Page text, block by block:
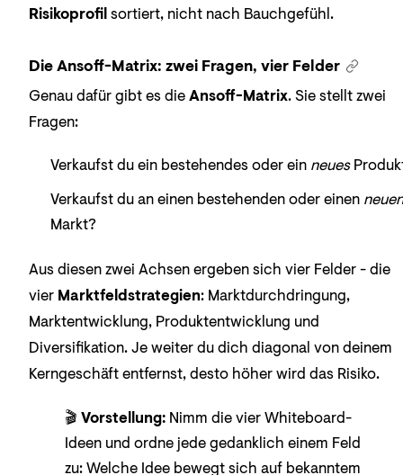
Risikoprofilsortiert, nicht nach Bauchgefühl.
Die Ansoff-Matrix: zwei Fragen, vier Felder
Genau dafür gibt es dieAnsoff-Matrix. Sie stellt zwei
Fragen:
Verkaufst du ein bestehendes oder ein neues
Verkaufst du an einen bestehenden oder einen neuen
Markt?
Aus diesen zwei Achsen ergeben sich vier Felder - die
vier Marktfeldstrategien: Marktdurchdringung,
Marktentwicklung, Produktentwicklung und
Diversifikation. Je weiter du dich diagonal von deinem
Kerngeschäft entfernst, desto höher wird das Risiko.
🎬 Vorstellung: Nimm die vier Whiteboard-
Ideen und ordne jede gedanklich einem Feld
zu: Welche Idee bewegt sich auf bekanntem